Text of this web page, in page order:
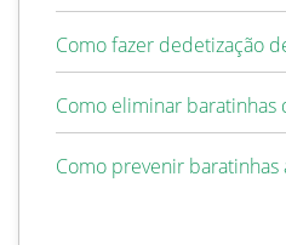
Como fazer dedetização
Como eliminar baratinhas
Como prevenir